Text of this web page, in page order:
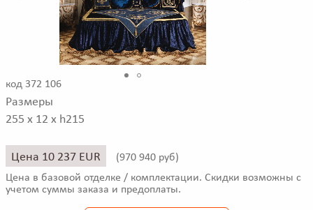
код 372 106
Размеры
255 x 12 x h215
Цена 10 237 EUR (970 940 руб)
Цена в базовой отделке / комплектации. Скидки возможны с
учетом суммы заказа и предоплаты.